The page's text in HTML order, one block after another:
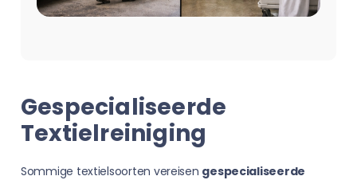
Gespecialiseerde
Textielreiniging
Sommige textielsoorten vereisen gespecialiseerde